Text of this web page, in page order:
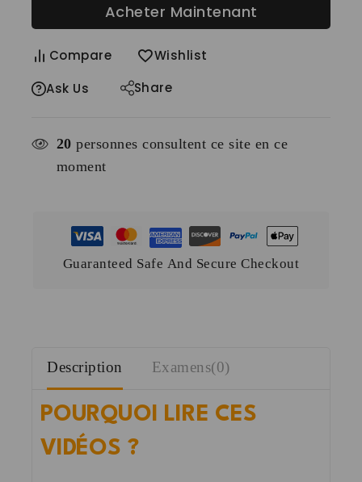
Acheter Maintenant
Compare
Wishlist
Ask Us
Share
20 personnes consultent ce site en ce
moment
Guaranteed Safe And Secure Checkout
Description Examens(0)
POURQUOI LIRE CES
VIDÉOS ?